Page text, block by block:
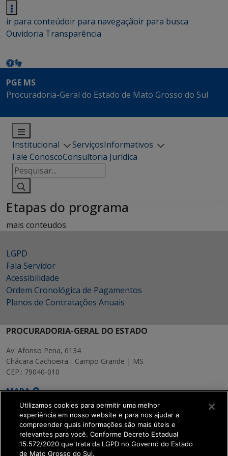
ir para conteúdoir para navegaçãoir para busca
Ouvidoria Transparência
PGE MS
Procuradoria-Geral do Estado de Mato Grosso do Sul
Institucional ServiçosInformativos
Fale ConoscoConsultoria Jurídica
Pesquisar
por:
Etapas do programa
mais conteudos
LGPD
Fala Servidor
Acessibilidade
Ordem Cronológica de Pagamentos
Planos de Contratações Anuais
PROCURADORIA-GERAL DO ESTADO
Av. Afonso Pena, 6134
Chácara Cachoeira - Campo Grande | MS
CEP.: 79040-010
MAPA
SETDIG | Secretaria-
Utilizamos cookies para permitir uma melhor
experiência em nosso website e para nos ajudar a
compreender quais informações são mais úteis e
relevantes para você. Conforme Decreto Estadual
15.572/2020 que trata da LGPD no Governo do Estado
de Mato Grosso do Sul.